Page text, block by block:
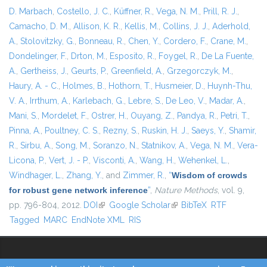
D. Marbach, Costello, J. C., Küffner, R., Vega, N. M., Prill, R. J.,
Camacho, D. M., Allison, K. R., Kellis, M., Collins, J. J., Aderhold,
A., Stolovitzky, G., Bonneau, R., Chen, Y., Cordero, F., Crane, M.,
Dondelinger, F., Drton, M., Esposito, R., Foygel, R., De La Fuente,
A., Gertheiss, J., Geurts, P., Greenfield, A., Grzegorczyk, M.,
Haury, A. - C., Holmes, B., Hothorn, T., Husmeier, D., Huynh-Thu,
V. A., Irrthum, A., Karlebach, G., Lebre, S., De Leo, V., Madar, A.,
Mani, S., Mordelet, F., Ostrer, H., Ouyang, Z., Pandya, R., Petri, T.,
Pinna, A., Poultney, C. S., Rezny, S., Ruskin, H. J., Saeys, Y., Shamir,
R., Sirbu, A., Song, M., Soranzo, N., Statnikov, A., Vega, N. M., Vera-
Licona, P., Vert, J. - P., Visconti, A., Wang, H., Wehenkel, L.,
Windhager, L., Zhang, Y., and Zimmer, R., “Wisdom of crowds
for robust gene network inference”, Nature Methods, vol. 9,
pp. 796-804, 2012. DOI (link is external)
Google Scholar(link is external)
BibTeX RTF
Tagged MARC EndNote XML RIS